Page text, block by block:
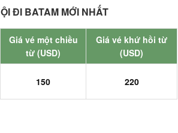
ĐI BATAM MỚI NHẤT
Giá vé một chiều
từ (USD)
Giá vé khứ hồi từ
(USD)
150 220